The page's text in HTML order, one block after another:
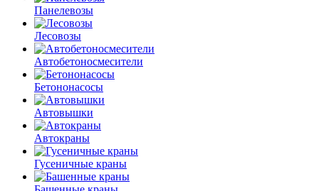
Панелевозы
Лесовозы
Автобетоно­смесители
Бетононасосы
Автовышки
Автокраны
Гусеничные краны